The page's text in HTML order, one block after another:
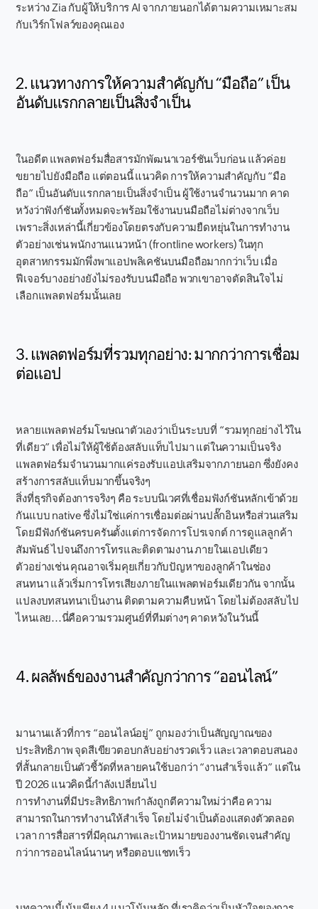
ระหว่าง Zia กับผู้ให้บริการ AI จากภายนอกได้ตามความเหมาะสม
กับเวิร์กโฟลว์ของคุณเอง
2. แนวทางการให้ความสำคัญกับ “มือถือ” เป็น
อันดับแรกกลายเป็นสิ่งจำเป็น
ในอดีต แพลตฟอร์มสื่อสารมักพัฒนาเวอร์ชันเว็บก่อน แล้วค่อย
ขยายไปยังมือถือ แต่ตอนนี้ แนวคิด การให้ความสำคัญกับ “มือ
ถือ” เป็นอันดับแรกกลายเป็นสิ่งจำเป็น ผู้ใช้งานจำนวนมาก คาด
หวังว่าฟังก์ชันทั้งหมดจะพร้อมใช้งานบนมือถือไม่ต่างจากเว็บ
เพราะสิ่งเหล่านี้เกี่ยวข้องโดยตรงกับความยืดหยุ่นในการทำงาน
ตัวอย่างเช่น พนักงานแนวหน้า (frontline workers) ในทุก
อุตสาหกรรมมักพึ่งพาแอปพลิเคชันบนมือถือมากกว่าเว็บ เมื่อ
ฟีเจอร์บางอย่างยังไม่รองรับบนมือถือ พวกเขาอาจตัดสินใจไม่
เลือกแพลตฟอร์มนั้นเลย
3. แพลตฟอร์มที่รวมทุกอย่าง: มากกว่าการเชื่อม
ต่อแอป
หลายแพลตฟอร์มโฆษณาตัวเองว่าเป็นระบบที่ “รวมทุกอย่างไว้ใน
ที่เดียว” เพื่อไม่ให้ผู้ใช้ต้องสลับแท็บไปมา แต่ในความเป็นจริง
แพลตฟอร์มจำนวนมากแค่รองรับแอปเสริมจากภายนอก ซึ่งยังคง
สร้างการสลับแท็บมากขึ้นจริงๆ
สิ่งที่ธุรกิจต้องการจริงๆ คือ ระบบนิเวศที่เชื่อมฟังก์ชันหลักเข้าด้วย
กันแบบ native ซึ่งไม่ใช่แค่การเชื่อมต่อผ่านปลั๊กอินหรือส่วนเสริม
โดยมีฟังก์ชันครบครันตั้งแต่การจัดการโปรเจกต์ การดูแลลูกค้า
สัมพันธ์ ไปจนถึงการโทรและติดตามงาน ภายในแอปเดียว
ตัวอย่างเช่น คุณอาจเริ่มคุยเกี่ยวกับปัญหาของลูกค้าในช่อง
สนทนา แล้วเริ่มการโทรเสียงภายในแพลตฟอร์มเดียวกัน จากนั้น
แปลงบทสนทนาเป็นงาน ติดตามความคืบหน้า โดยไม่ต้องสลับไป
ไหนเลย...นี่คือความรวมศูนย์ที่ทีมต่างๆ คาดหวังในวันนี้
4. ผลลัพธ์ของงานสำคัญกว่าการ “ออนไลน์”
มานานแล้วที่การ “ออนไลน์อยู่” ถูกมองว่าเป็นสัญญาณของ
ประสิทธิภาพ จุดสีเขียวตอบกลับอย่างรวดเร็ว และเวลาตอบสนอง
ที่สั้นกลายเป็นตัวชี้วัดที่หลายคนใช้บอกว่า “งานสำเร็จแล้ว” แต่ใน
ปี 2026 แนวคิดนี้กำลังเปลี่ยนไป
การทำงานที่มีประสิทธิภาพกำลังถูกตีความใหม่ว่าคือ ความ
สามารถในการทำงานให้สำเร็จ โดยไม่จำเป็นต้องแสดงตัวตลอด
เวลา การสื่อสารที่มีคุณภาพและเป้าหมายของงานชัดเจนสำคัญ
กว่าการออนไลน์นานๆ หรือตอบแชทเร็ว